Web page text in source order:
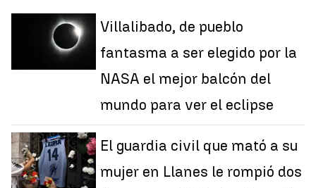
Villalibado, de pueblo
fantasma a ser elegido por la
NASA el mejor balcón del
mundo para ver el eclipse
El guardia civil que mató a su
mujer en Llanes le rompió dos